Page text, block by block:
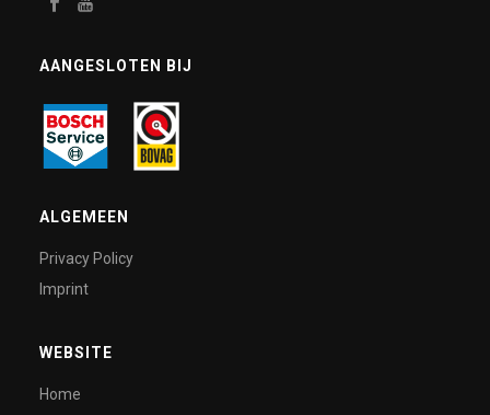
AANGESLOTEN BIJ
ALGEMEEN
Privacy Policy
Imprint
WEBSITE
Home